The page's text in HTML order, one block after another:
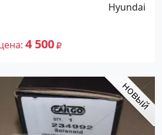
Hyundai
4 500